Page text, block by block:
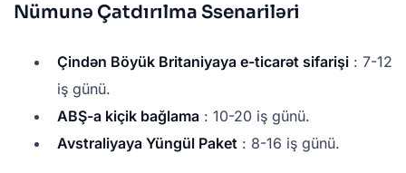
Nümunə Çatdırılma Ssenariləri
Çindən Böyük Britaniyaya e-ticarət sifarişi : 7-12
iş günü.
ABŞ-a kiçik bağlama : 10-20 iş günü.
Avstraliyaya Yüngül Paket : 8-16 iş günü.